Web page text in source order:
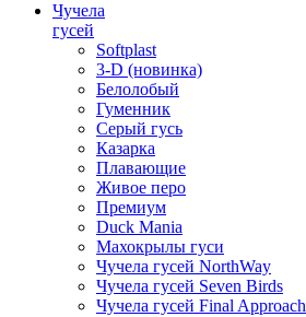
Чучела
гусей
Softplast
3-D (новинка)
Белолобый
Гуменник
Серый гусь
Казарка
Плавающие
Живое перо
Премиум
Duck Mania
Махокрылы гуси
Чучела гусей NorthWay
Чучела гусей Seven Birds
Чучела гусей Final Approach